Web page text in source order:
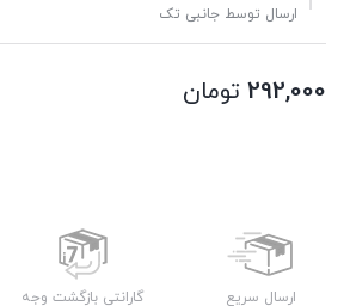
ارسال توسط جانبی تک
292,000 تومان
ارسال سریع گارانتی بازگشت وجه